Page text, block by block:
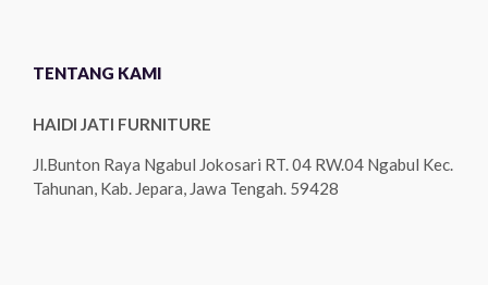
TENTANG KAMI
HAIDI JATI FURNITURE
Jl.Bunton Raya Ngabul Jokosari RT. 04 RW.04 Ngabul Kec.
Tahunan, Kab. Jepara, Jawa Tengah. 59428